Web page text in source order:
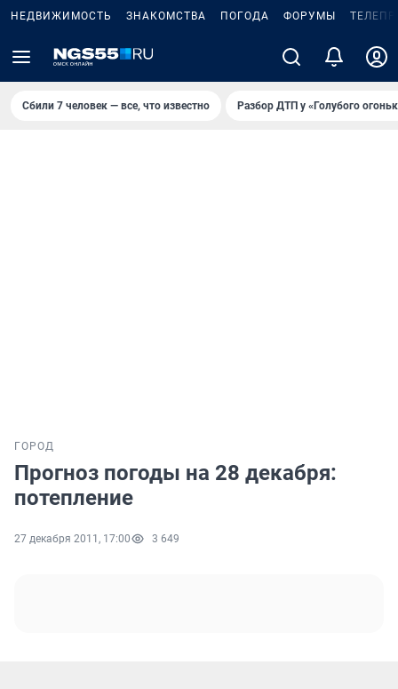
НЕДВИЖИМОСТЬ ЗНАКОМСТВА ПОГОДА ФОРУМЫ
Сбили 7 человек — все, что известно Разбор ДТП у «Голубого
ГОРОД
Прогноз погоды на 28 декабря:
потепление
27 декабря 2011, 17:00 3 649